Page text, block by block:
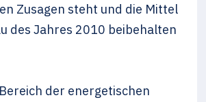
Zusagen steht und die Mittel
des Jahres 2010 beibehalten
der energetischen